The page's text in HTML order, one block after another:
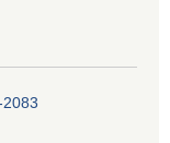
2083